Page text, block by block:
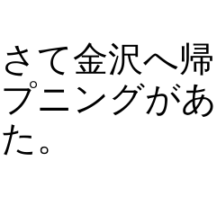
さて金沢へ
プニングが
た。